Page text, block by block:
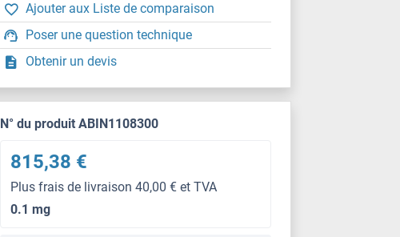
Ajouter aux Liste de comparaison
Poser une question technique
Obtenir un devis
N° du produit ABIN1108300
815,38 €
Plus frais de livraison 40,00 € et TVA
0.1 mg